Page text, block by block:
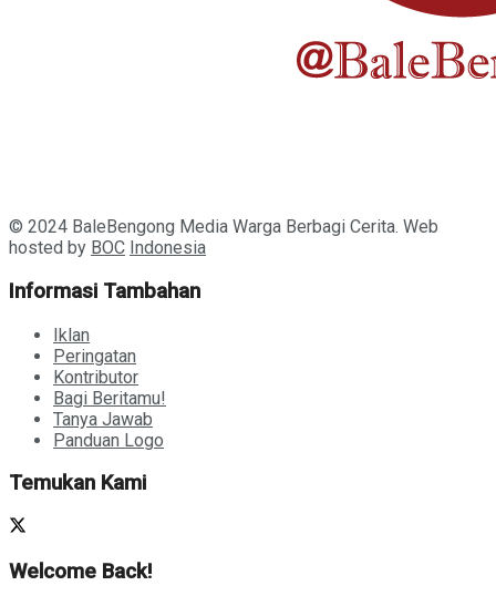
© 2024 BaleBengong Media Warga Berbagi Cerita. Web
hosted by BOC Indonesia
Informasi Tambahan
Iklan
Peringatan
Kontributor
Bagi Beritamu!
Tanya Jawab
Panduan Logo
Temukan Kami
Welcome Back!